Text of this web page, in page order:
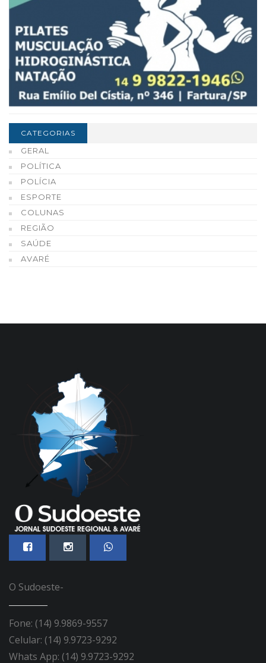
CATEGORIAS
GERAL
POLÍTICA
POLÍCIA
ESPORTE
COLUNAS
REGIÃO
SAÚDE
AVARÉ
O Sudoeste-
Fone: (14) 9.9869-9557
Celular: (14) 9.9723-9292
Whats App: (14) 9.9723-9292